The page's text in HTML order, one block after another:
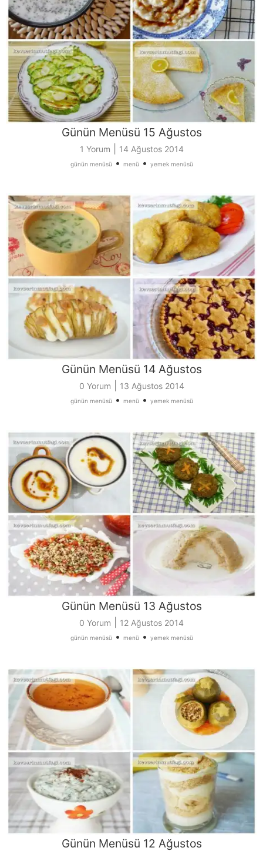
Günün Menüsü 15 Ağustos
1 Yorum 14 Ağustos 2014
günün menüsü • menü • yemek menüsü
Günün Menüsü 14 Ağustos
0 Yorum 13 Ağustos 2014
günün menüsü • menü • yemek menüsü
Günün Menüsü 13 Ağustos
0 Yorum 12 Ağustos 2014
günün menüsü • menü • yemek menüsü
Günün Menüsü 12 Ağustos